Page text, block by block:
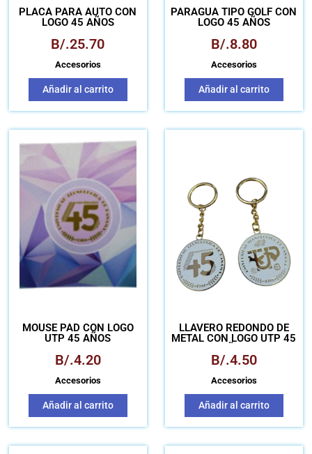
PLACA PARA AUTO CON
LOGO 45 AÑOS
B/.25.70
Accesorios
Añadir al carrito
PARAGUA TIPO GOLF CON
LOGO 45 AÑOS
B/.8.80
Accesorios
Añadir al carrito
MOUSE PAD CON LOGO
UTP 45 AÑOS
B/.4.20
Accesorios
Añadir al carrito
LLAVERO REDONDO DE
METAL CON LOGO UTP 45
B/.4.50
Accesorios
Añadir al carrito